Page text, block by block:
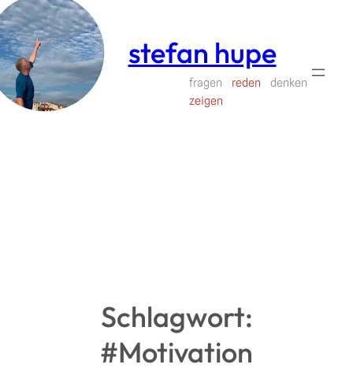
Zum
Inhalt
springen
stefan hupe
fragen reden
denken
zeigen
Schlagwort:
#Motivation